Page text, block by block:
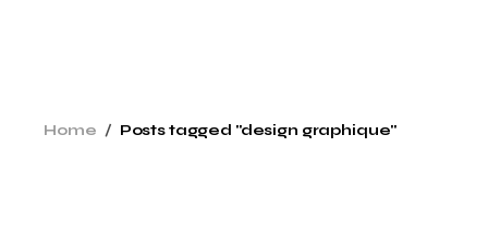
Home Posts tagged "design graphique"